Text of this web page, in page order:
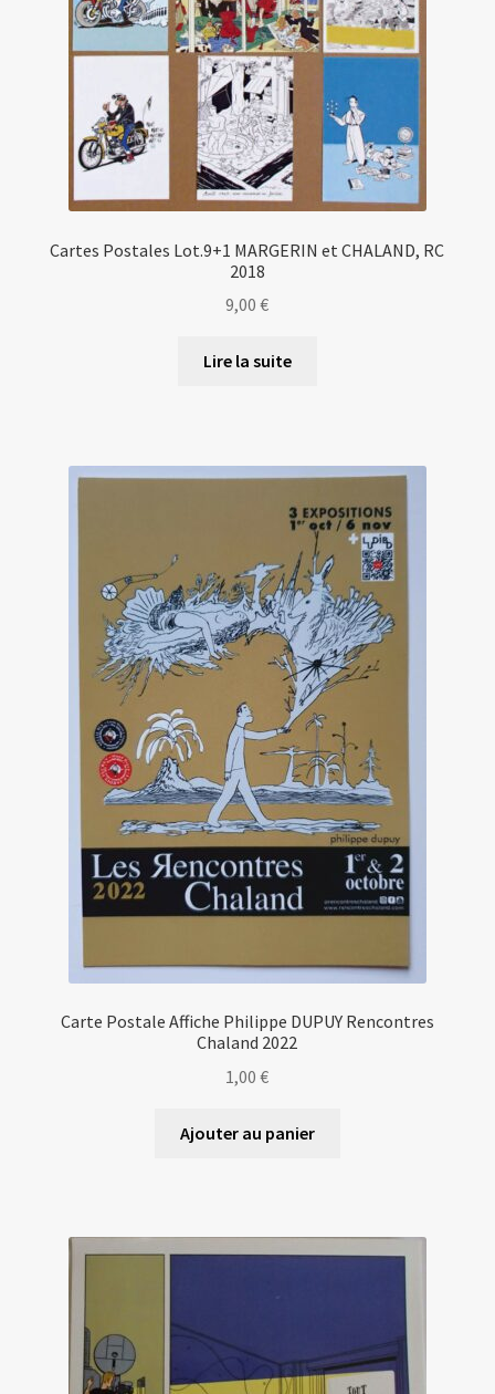
Cartes Postales Lot.9+1 MARGERIN et CHALAND, RC
2018
9,00€
Lire la suite
Carte Postale Affiche Philippe DUPUY Rencontres
Chaland 2022
1,00€
Ajouter au panier